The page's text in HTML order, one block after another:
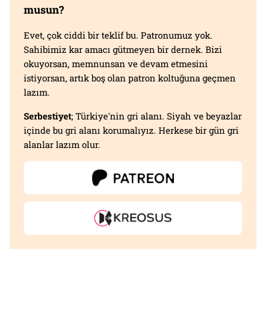
musun?
Evet, çok ciddi bir teklif bu. Patronumuz yok.
Sahibimiz kar amacı gütmeyen bir dernek. Bizi
okuyorsan, memnunsan ve devam etmesini
istiyorsan, artık boş olan patron koltuğuna geçmen
lazım.
Serbestiyet; Türkiye'nin gri alanı. Siyah ve beyazlar
içinde bu gri alanı korumalıyız. Herkese bir gün gri
alanlar lazım olur.